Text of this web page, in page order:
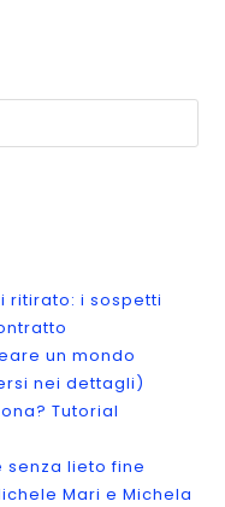
ritirato: i sospetti
un mondo
nei dettagli)
Tutorial
senza lieto fine
Mari e Michela